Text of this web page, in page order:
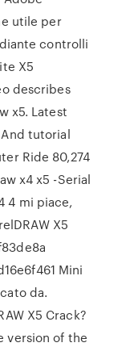
utile per
controlli
X5
describes
x5. Latest
tutorial
Ride 80,274
x4 x5 -Serial
4 mi piace,
X5
Mini
da.
X5 Crack?
version of the